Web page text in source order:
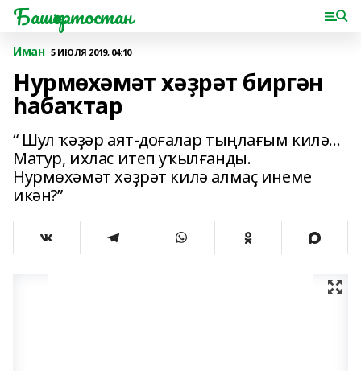
Башҡортостан
Иман 5 ИЮЛЯ 2019, 04:10
Нурмөхәмәт хәҙрәт биргән
һабаҡтар
“ Шул ҡәҙәр аят-доғалар тыңлағым килә...
Матур, ихлас итеп уҡылғанды.
Нурмөхәмәт хәҙрәт килә алмаҫ инеме
икән?”